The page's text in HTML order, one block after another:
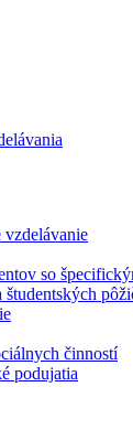
vzdelávanie
so
študentských
činností
podujatia